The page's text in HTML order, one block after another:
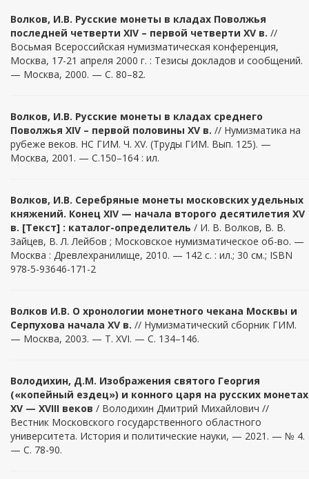
Волков, И.В. Русские монеты в кладах Поволжья
последней четверти XIV – первой четверти XV в. //
Восьмая Всероссийская нумизматическая конференция,
Москва, 17-21 апреля 2000 г. : Тезисы докладов и сообщений.
— Москва, 2000. — С. 80–82.
Волков, И.В. Русские монеты в кладах среднего
Поволжья XIV – первой половины XV в. // Нумизматика на
рубеже веков. НС ГИМ. Ч. XV. (Труды ГИМ. Вып. 125). —
Москва, 2001. — С.150–164 : ил.
Волков, И.В. Серебряные монеты московских удельных
княжений. Конец XIV — начала второго десятилетия XV
в. [Текст] : каталог-определитель / И. В. Волков, В. В.
Зайцев, В. Л. Лейбов ; Московское нумизматическое об-во. —
Москва : Древлехранилище, 2010. — 142 с. : ил.; 30 см.; ISBN
978-5-93646-171-2
Волков И.В. О хронологии монетного чекана Москвы и
Серпухова начала XV в. // Нумизматический сборник ГИМ.
— Москва, 2003. — Т. XVI. — С. 134–146.
Володихин, Д.М. Изображения святого Георгия
(«копейный ездец») и конного царя на русских монетах
ХV — ХVIII веков / Володихин Дмитрий Михайлович //
Вестник Московского государственного областного
университета. История и политические науки, — 2021. — № 4.
— С. 78-90.